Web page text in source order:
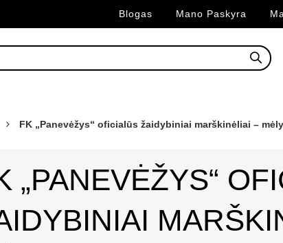
Blogas Mano Paskyra
FK „Panevėžys“ oficialūs žaidybiniai marškinėliai –
„PANEVĖŽYS“